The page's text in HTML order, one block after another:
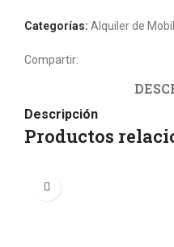
Categorías: Alquiler de
Compartir:
Descripción
Productos